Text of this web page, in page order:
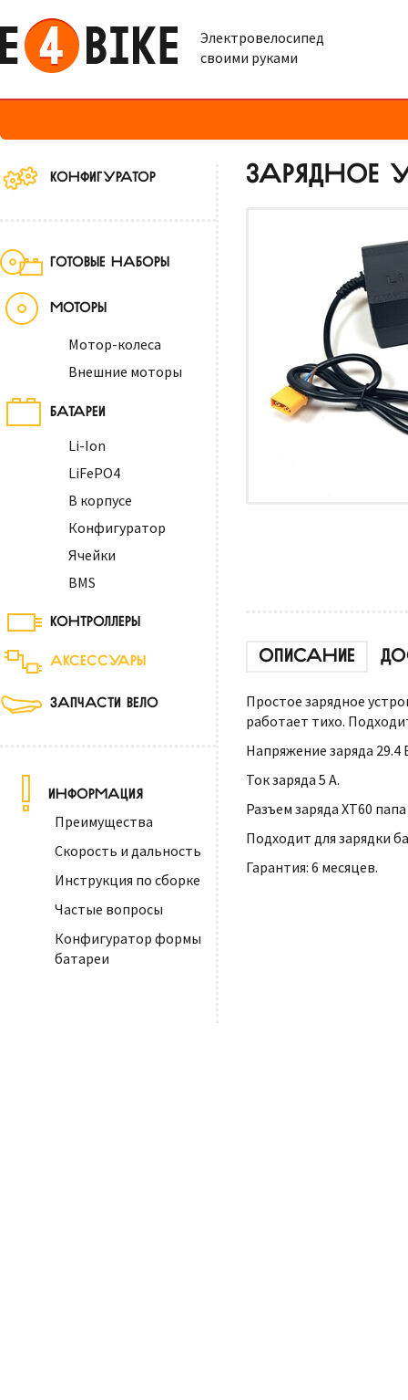
Электровелосипед
своими руками
КОНФИГУРАТОР
ГОТОВЫЕ НАБОРЫ
МОТОРЫ
Мотор-колеса
Внешние моторы
БАТАРЕИ
Li-Ion
LiFePO4
В корпусе
Конфигуратор
Ячейки
BMS
КОНТРОЛЛЕРЫ
АКСЕССУАРЫ
ЗАПЧАСТИ ВЕЛО
ИНФОРМАЦИЯ
Преимущества
Скорость и дальность
Инструкция по сборке
Частые вопросы
Конфигуратор формы
батареи
ЗАРЯДНОЕ
ОПИСАНИЕ
Простое зарядное
работает тихо.
Напряжение заряда 29.4
Ток заряда 5 А.
Разъем заряда XT60
Подходит для зарядки
Гарантия: 6 месяцев.